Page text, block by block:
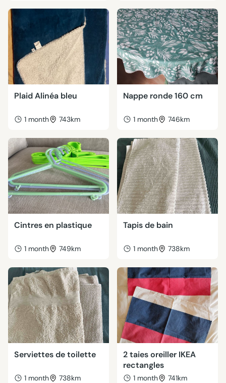
Plaid Alinéa bleu
1 month 743km
Nappe ronde 160 cm
1 month 746km
Cintres en plastique
1 month 749km
Tapis de bain
1 month 738km
Serviettes de toilette
1 month 738km
2 taies oreiller IKEA
rectangles
1 month 741km